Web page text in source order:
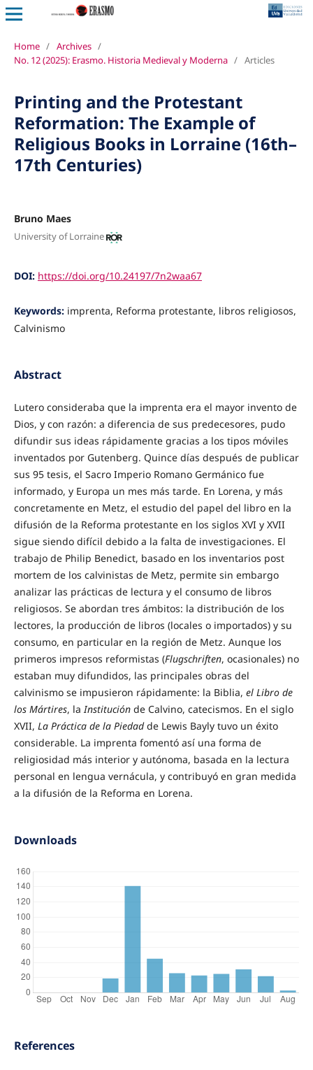
Home / Archives /
No. 12 (2025): Erasmo. Historia Medieval y Moderna / Articles
Printing and the Protestant
Reformation: The Example of
Religious Books in Lorraine (16th–
17th Centuries)
Bruno Maes
University of Lorraine
DOI: https://doi.org/10.24197/7n2waa67
Keywords: imprenta, Reforma protestante, libros religiosos,
Calvinismo
Abstract
Lutero consideraba que la imprenta era el mayor invento de
Dios, y con razón: a diferencia de sus predecesores, pudo
difundir sus ideas rápidamente gracias a los tipos móviles
inventados por Gutenberg. Quince días después de publicar
sus 95 tesis, el Sacro Imperio Romano Germánico fue
informado, y Europa un mes más tarde. En Lorena, y más
concretamente en Metz, el estudio del papel del libro en la
difusión de la Reforma protestante en los siglos XVI y XVII
sigue siendo difícil debido a la falta de investigaciones. El
trabajo de Philip Benedict, basado en los inventarios post
mortem de los calvinistas de Metz, permite sin embargo
analizar las prácticas de lectura y el consumo de libros
religiosos. Se abordan tres ámbitos: la distribución de los
lectores, la producción de libros (locales o importados) y su
consumo, en particular en la región de Metz. Aunque los
primeros impresos reformistas (Flugschriften, ocasionales) no
estaban muy difundidos, las principales obras del
calvinismo se impusieron rápidamente: la Biblia, el Libro de
los Mártires, la Instituciónde Calvino, catecismos. En el siglo
XVII, La Práctica de la Piedadde Lewis Bayly tuvo un éxito
considerable. La imprenta fomentó así una forma de
religiosidad más interior y autónoma, basada en la lectura
personal en lengua vernácula, y contribuyó en gran medida
a la difusión de la Reforma en Lorena.
Downloads
References